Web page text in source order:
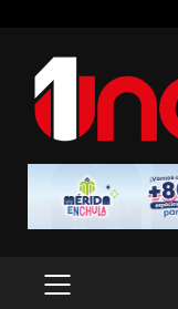
content
PRIMARY